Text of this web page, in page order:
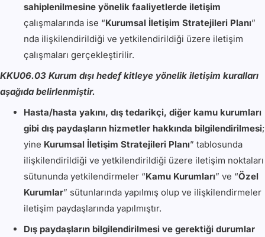
sahiplenilmesine yönelik faaliyetlerde iletişim
çalışmalarında ise “Kurumsal İletişim Stratejileri Planı”
nda ilişkilendirildiği ve yetkilendirildiği üzere iletişim
çalışmaları gerçekleştirilir.
KKU06.03 Kurum dışı hedef kitleye yönelik iletişim kuralları
aşağıda belirlenmiştir.
Hasta/hasta yakını, dış tedarikçi, diğer kamu kurumları
gibi dış paydaşların hizmetler hakkında bilgilendirilmesi;
yine Kurumsal İletişim Stratejileri Planı” tablosunda
ilişkilendirildiği ve yetkilendirildiği üzere iletişim noktaları
sütununda yetkilendirmeler “Kamu Kurumları” ve “Özel
Kurumlar” sütunlarında yapılmış olup ve ilişkilendirmeler
iletişim paydaşlarında yapılmıştır.
Dış paydaşların bilgilendirilmesi ve gerektiği durumlar